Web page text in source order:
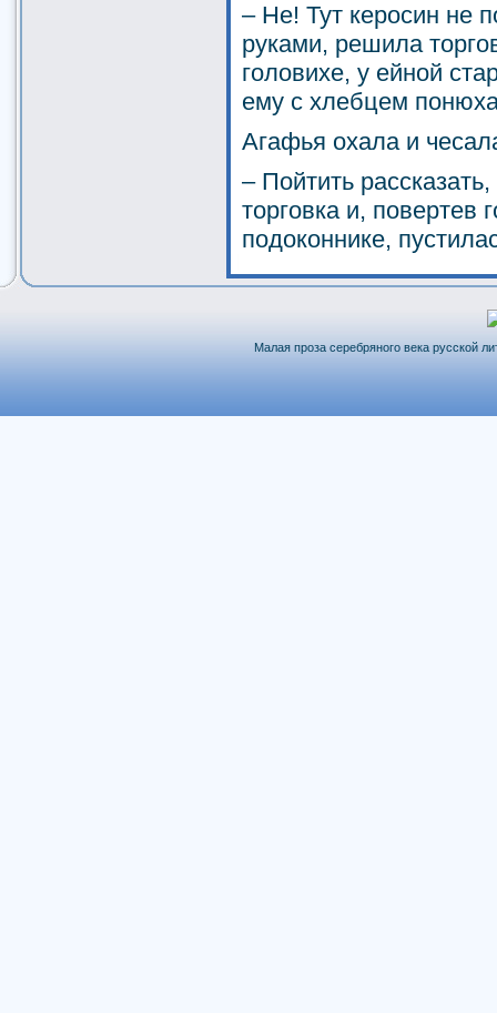
– Не! Тут керосин не
руками, решила
головихе, у ейной
ему с хлебцем
Агафья охала и
– Пойтить
торговка и, повертев
подоконнике,
Малая проза серебряного века русской